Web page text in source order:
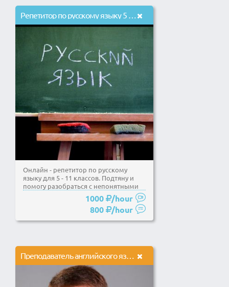
Репетитор по русскому языку 5 - 11 класс
Онлайн - репетитор по русскому
языку для 5 - 11 классов. Подтяну и
помогу разобраться с непонятными
1000
/hour
800
/hour
Преподаватель английского языка